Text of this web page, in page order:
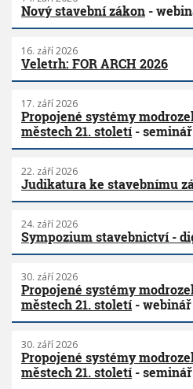
Nový stavební zákon -
16. září 2026
Veletrh: FOR ARCH 2026
17. září 2026
Propojené systémy
městech 21. století- seminář
22. září 2026
Judikatura ke stavebnímu
24. září 2026
Sympozium stavebnictví -
30. září 2026
Propojené systémy
městech 21. století- webinář
30. září 2026
Propojené systémy
městech 21. století- seminář